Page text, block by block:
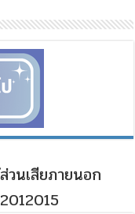
วนเสียภายนอก